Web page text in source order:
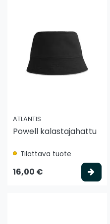
ATLANTIS
Powell kalastajahattu
Tilattava tuote
16,00 €